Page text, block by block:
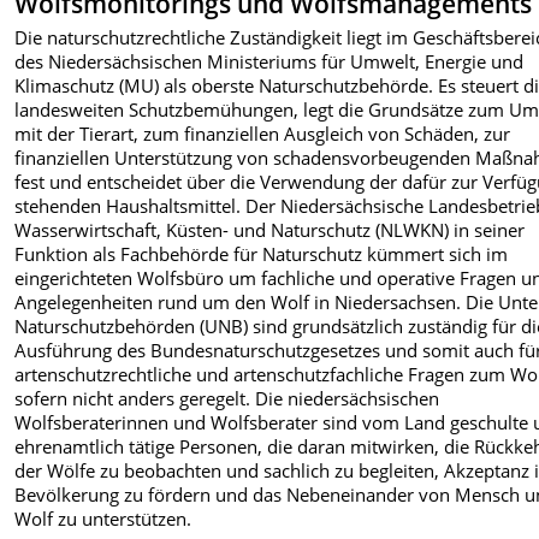
Die naturschutzrechtliche Zuständigkeit liegt im
des Niedersächsischen Ministeriums für Umwelt, Energie und
Klimaschutz (MU) als oberste Naturschutzbehörde. Es steuert
landesweiten Schutzbemühungen, legt die Grundsätze zum
mit der Tierart, zum finanziellen Ausgleich von Schäden, zur
finanziellen Unterstützung von schadensvorbeugenden
fest und entscheidet über die Verwendung der dafür zur
stehenden Haushaltsmittel. Der Niedersächsische
Wasserwirtschaft, Küsten- und Naturschutz (NLWKN) in seiner
Funktion als Fachbehörde für Naturschutz kümmert sich im
eingerichteten Wolfsbüro um fachliche und operative Fragen
Angelegenheiten rund um den Wolf in Niedersachsen. Die
Naturschutzbehörden (UNB) sind grundsätzlich zuständig für
Ausführung des Bundesnaturschutzgesetzes und somit auch
artenschutzrechtliche und artenschutzfachliche Fragen zum
sofern nicht anders geregelt. Die niedersächsischen
Wolfsberaterinnen und Wolfsberater sind vom Land geschulte
ehrenamtlich tätige Personen, die daran mitwirken, die
der Wölfe zu beobachten und sachlich zu begleiten, Akzeptanz
Bevölkerung zu fördern und das Nebeneinander von Mensch
Wolf zu unterstützen.